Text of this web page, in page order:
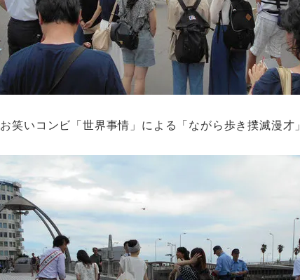
お笑いコンビ「世界事情」による「ながら歩き撲滅漫才」